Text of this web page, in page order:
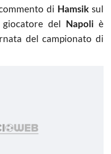
di Hamsik sul
del Napoli è
del campionato di